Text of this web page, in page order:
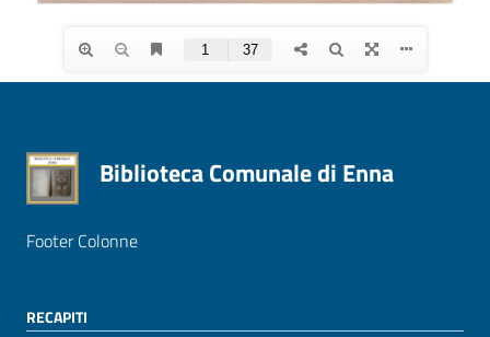
Biblioteca Comunale di Enna
Footer Colonne
RECAPITI